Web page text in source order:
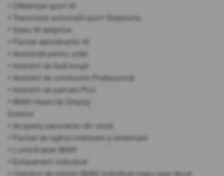
• Diferențial sport M
• Transmisie automată sport Steptronic
• Șasiu M adaptive
• Pachet aerodinamic M
• Asistență pentru șofer
• Asistent de fază lungă
• Asistent de conducere Professional
• Asistent de parcare Plus
• BMW Head-Up Display
Exterior
• Acoperiș panoramic din sticlă
• Pachet de oglinzi interioare și exterioare
• Lumină laser BMW
• Echipament individual
• Garnituri de interior BMW Individual negru pian lăcuit